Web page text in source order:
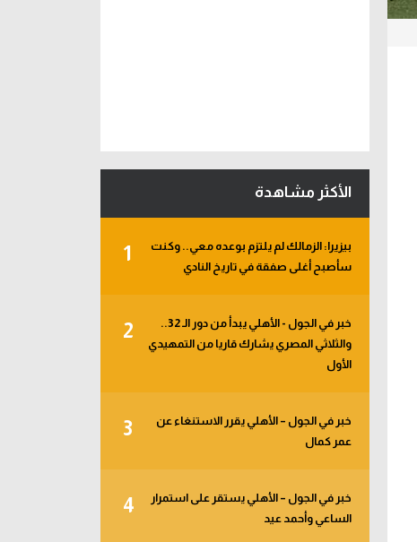
الأكثر مشاهدة
1
بيزيرا: الزمالك لم يلتزم بوعده معي.. وكنت
سأصبح أغلى صفقة في تاريخ النادي
2
خبر في الجول - الأهلي يبدأ من دور الـ 32..
والثلاثي المصري يشارك قاريا من التمهيدي
الأول
3
خبر في الجول – الأهلي يقرر الاستنغاء عن
عمر كمال
4
خبر في الجول – الأهلي يستقر على استمرار
الساعي وأحمد عيد